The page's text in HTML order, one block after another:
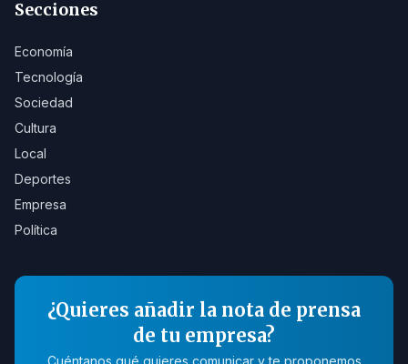
Secciones
Economía
Tecnología
Sociedad
Cultura
Local
Deportes
Empresa
Política
¿Quieres añadir la nota de prensa
de tu empresa?
Cuéntanos qué quieres comunicar y te proponemos